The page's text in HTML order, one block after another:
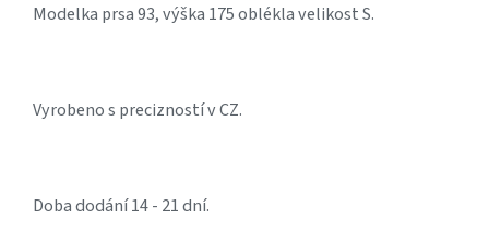
Modelka prsa 93, výška 175 oblékla velikost S.
Vyrobeno s precizností v CZ.
Doba dodání 14 - 21 dní.